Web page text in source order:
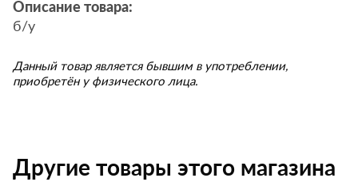
Описание товара:
б/у
Данный товар является бывшим в употреблении,
приобретён у физического лица.
Другие товары этого магазина